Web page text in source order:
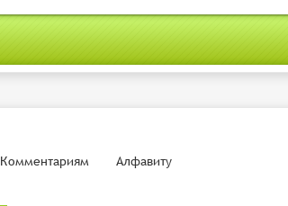
Комментариям Алфавиту